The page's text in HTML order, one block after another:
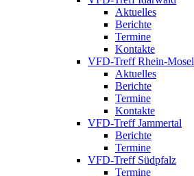
Aktuelles
Berichte
Termine
Kontakte
VFD-Treff Rhein-Mosel
Aktuelles
Berichte
Termine
Kontakte
VFD-Treff Jammertal
Berichte
Termine
VFD-Treff Südpfalz
Termine